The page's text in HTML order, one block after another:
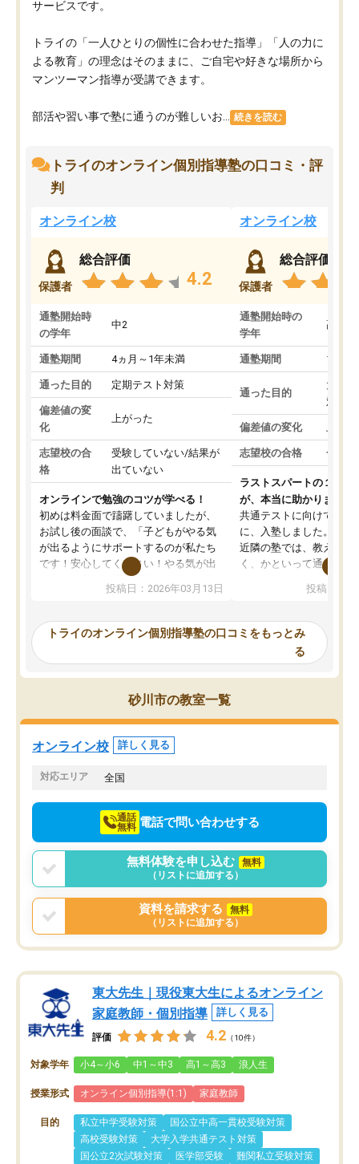
サービスです。
トライの「一人ひとりの個性に合わせた指導」「人の力に
よる教育」の理念はそのままに、ご自宅や好きな場所から
マンツーマン指導が受講できます。
部活や習い事で塾に通うのが難しいお... 続きを読む
トライのオンライン個別指導塾の口コミ・評
判
オンライン校
保護者
総合評価
4.2
通塾開始時
の学年
中2
通塾期間 4ヵ月～1年未満
通った目的 定期テスト対策
偏差値の変
化
上がった
志望校の合
格
受験していない/結果が
出ていない
オンラインで勉強のコツが学べる！
初めは料金面で躊躇していましたが、
お試し後の面談で、「子どもがやる気
が出るようにサポートするのが私たち
です！安心してください！やる気が出
ないのは私たち講師の責任です」と言
ってくださり、確かに！と考えて、思
ったんですが、学生の先生から学ぶこ
み、徐々に成績が上がったらいいなと
思っていました。何が今足りないのか
を的確に指導いただき、子どももびっ
くりするほど楽しんでやる気を持って
塾を受けています。狙い通り、少しず
つ成績も上がり、苦手意識も無くなっ
てきたので、さらに苦手な数学も追加
でお願いしました。来年の高校受験に
投稿日：2026年03月13日
オンライン校
保護者
総合評価
通塾開始時の
学年
高3
通塾期間 1～3
通った目的
大学
対策
偏差値の変化 上が
志望校の合格 合格
ラストスパートの１か月
が、本当に助かりました
共通テストに向けての追
に、入塾しました。田舎
近隣の塾では、教えても
く、かといって通うには
可能なので本当に助か
らないところをピンポイ
頂いて、とてもわかり
していました。一生を
スト、多少お金がかかっ
投稿日：
トライのオンライン個別指導塾の口コミをもっとみ
る
砂川市の教室一覧
オンライン校 詳しく見る
対応エリア 全国
通話
無料 電話で問い合わせする
無料体験を申し込む
無料
（リストに追加する）
資料を請求する
無料
（リストに追加する）
東大先生｜現役東大生によるオンライン
家庭教師・個別指導
詳しく見る
評価 4.2 （10件）
対象学年 小4～小6 中1～中3 高1～高3 浪人生
授業形式 オンライン個別指導(1:1) 家庭教師
目的 私立中学受験対策
国公立中高一貫校受験対策
高校受験対策
大学入学共通テスト対策
国公立2次試験対策
医学部受験
難関私立受験対策